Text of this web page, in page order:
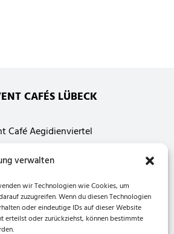
verwalten
wir Technologien wie Cookies, um
zuzugreifen. Wenn du diesen Technologien
oder eindeutige IDs auf dieser Website
erteilst oder zurückziehst, können bestimmte
CAFÉS LÜBECK
Café Aegidienviertel
Café am Dom
8